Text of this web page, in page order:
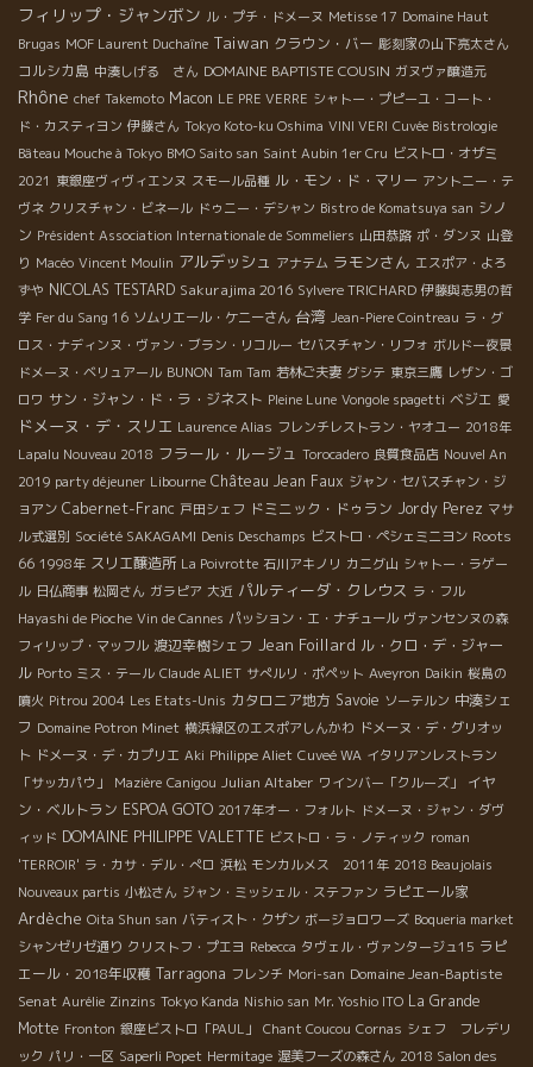
フィリップ・ジャンボン ル・プチ・ドメーヌ Metisse 17 Domaine Haut
Brugas MOF Laurent Duchaîne Taiwan クラウン・バー 彫刻家の山下亮太さん
コルシカ島 中湊しげる さん DOMAINE BAPTISTE COUSIN ガヌヴァ醸造元
Rhône chef Takemoto Macon LE PRE VERRE シャトー・プピーユ・コート・
ド・カスティヨン 伊藤さん Tokyo Koto-ku Oshima VINI VERI Cuvée Bistrologie
Bâteau Mouche à Tokyo BMO Saito san Saint Aubin 1er Cru ビストロ・オザミ
2021 東銀座ヴィヴィエンヌ スモール品種 ル・モン・ド・マリー アントニー・テ
ヴネ クリスチャン・ビネール ドゥニー・デシャン Bistro de Komatsuya san シノ
ン Président Association Internationale de Sommeliers 山田恭路 ポ・ダンヌ 山登
り Macéo Vincent Moulin アルデッシュ アナテム ラモンさん エスポア・よろ
ずや NICOLAS TESTARD Sakurajima 2016 Sylvere TRICHARD 伊藤與志男の哲
学 Fer du Sang 16 ソムリエール・ケニーさん 台湾 Jean-Piere Cointreau ラ・グ
ロス・ナディンヌ・ヴァン・ブラン・リコルー セバスチャン・リフォ ボルドー夜景
ドメーヌ・ベリュアール BUNON Tam Tam 若林ご夫妻 グシテ 東京三鷹 レザン・ゴ
ロワ サン・ジャン・ド・ラ・ジネスト Pleine Lune Vongole spagetti ベジエ 愛
ドメーヌ・デ・スリエ Laurence Alias フレンチレストラン・ヤオユー 2018年
Lapalu Nouveau 2018 フラール・ルージュ Torocadero 良質食品店 Nouvel An
2019 party déjeuner Libourne Château Jean Faux ジャン・セバスチャン・ジ
ョアン Cabernet-Franc 戸田シェフ ドミニック・ドゥラン Jordy Perez マサ
ル式選別 Société SAKAGAMI Denis Deschamps ビストロ・ペシェミニヨン Roots
66 1998年 スリエ醸造所 La Poivrotte 石川アキノリ カニグ山 シャトー・ラゲー
ル 日仏商事 松岡さん ガラピア 大近 パルティーダ・クレウス ラ・フル
Hayashi de Pioche Vin de Cannes パッション・エ・ナチュール ヴァンセンヌの森
フィリップ・マッフル 渡辺幸樹シェフ Jean Foillard ル・クロ・デ・ジャー
ル Porto ミス・テール Claude ALIET サぺルリ・ポペット Aveyron Daikin 桜島の
噴火 Pitrou 2004 Les Etats-Unis カタロニア地方 Savoie ソーテルン 中湊シェ
フ Domaine Potron Minet 横浜緑区のエスポアしんかわ ドメーヌ・デ・グリオッ
ト ドメーヌ・デ・カプリエ Aki Philippe Aliet Cuveé WA イタリアンレストラン
「サッカパウ」
Mazière Canigou Julian Altaber ワインバー「クルーズ」
イヤ
ン・ベルトラン ESPOA GOTO 2017年オー・フォルト ドメーヌ・ジャン・ダヴ
ィッド DOMAINE PHILIPPE VALETTE ビストロ・ラ・ノティック roman
'TERROIR' ラ・カサ・デル・ぺロ 浜松 モンカルメス 2011年 2018 Beaujolais
Nouveaux partis 小松さん ジャン・ミッシェル・ステファン ラピエール家
Ardèche Oita Shun san バティスト・クザン ボージョロワーズ Boqueria market
シャンゼリゼ通り クリストフ・プエヨ Rebecca タヴェル・ヴァンタージュ15 ラピ
エール・2018年収穫 Tarragona フレンチ Mori-san Domaine Jean-Baptiste
Senat Aurélie Zinzins Tokyo Kanda Nishio san Mr. Yoshio ITO La Grande
Motte Fronton 銀座ビストロ「PAUL」 Chant Coucou Cornas シェフ フレデリ
ック パリ・一区 Saperli Popet Hermitage 渥美フーズの森さん 2018 Salon des